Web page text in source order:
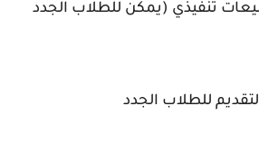
تنفيذي (يمكن للطلاب الجدد
للطلاب الجدد